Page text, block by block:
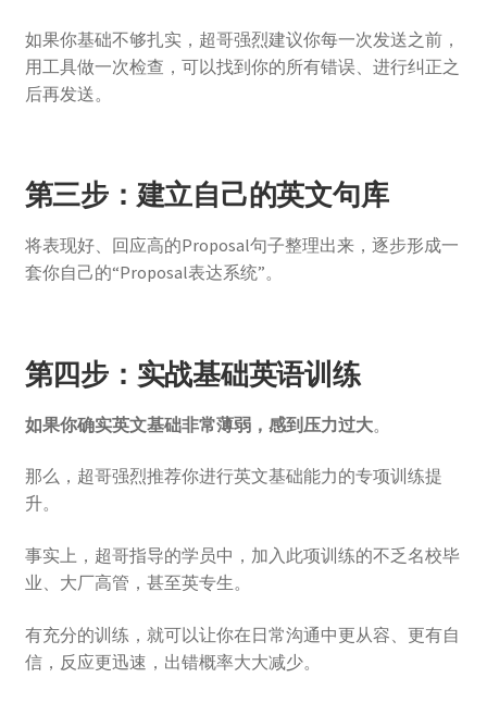
如果你基础不够扎实，超哥强烈建议你每一次发送之前，
用工具做一次检查，可以找到你的所有错误、进行纠正之
后再发送。
第三步：建立自己的英文句库
将表现好、回应高的Proposal句子整理出来，逐步形成一
套你自己的“Proposal表达系统”。
第四步：实战基础英语训练
如果你确实英文基础非常薄弱，感到压力过大。
那么，超哥强烈推荐你进行英文基础能力的专项训练提
升。
事实上，超哥指导的学员中，加入此项训练的不乏名校毕
业、大厂高管，甚至英专生。
有充分的训练，就可以让你在日常沟通中更从容、更有自
信，反应更迅速，出错概率大大减少。